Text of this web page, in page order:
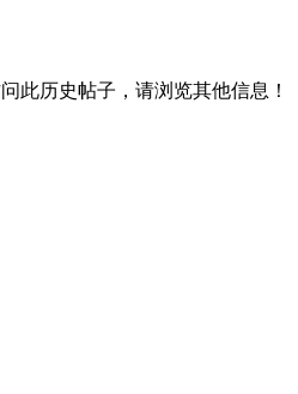
此历史帖子，请浏览其他信息！